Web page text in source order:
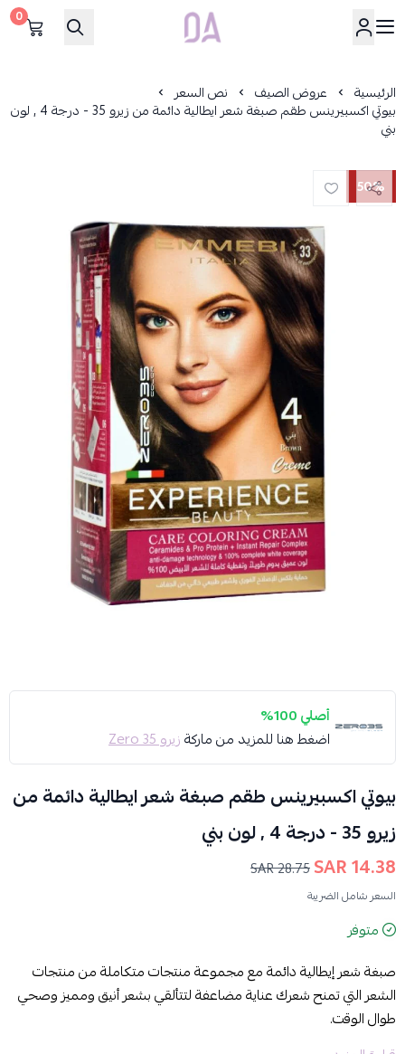
Dar Alamirat
0
الرئيسية عروض الصيف نص السعر
بيوتي اكسبيرينس طقم صبغة شعر ايطالية دائمة من زيرو 35 - درجة 4 , لون
بني
50%
أصلي 100%
اضغط هنا للمزيد من ماركةزيرو 35 Zero
بيوتي اكسبيرينس طقم صبغة شعر ايطالية دائمة من
زيرو 35 - درجة 4 , لون بني
14.38 SAR
28.75 SAR
السعر شامل الضريبة
متوفر
صبغة شعر إيطالية دائمة مع مجموعة منتجات متكاملة من منتجات
الشعر التي تمنح شعرك عناية مضاعفة لتتألقي بشعر أنيق ومميز وصحي
طوال الوقت.